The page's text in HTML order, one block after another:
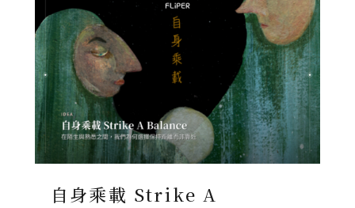
自身乘載 Strike A